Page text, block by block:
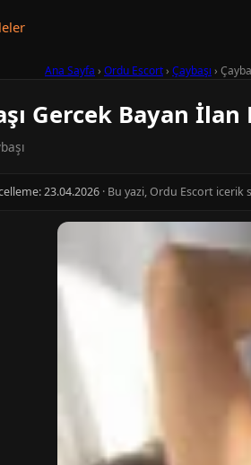
Ana Sayfa › Ordu Escort› Çaybaşı ›
Gercek Bayan
23.04.2026 · Bu yazi, Ordu Escort